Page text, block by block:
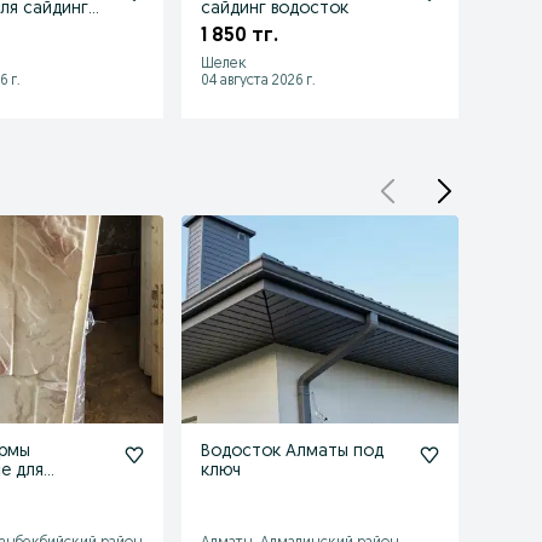
сайдинг
г.
сайдинг водосток
1 850 тг.
Шелек
04 августа 2026 г.
для
Водосток Алматы под
ключ